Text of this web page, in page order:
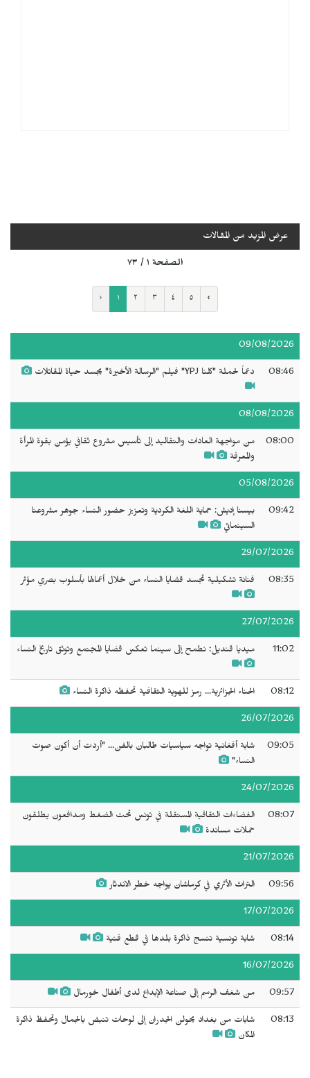
عرض المزيد من المقالات
الصفحة ١ / ٧٣
‹ ١ ٢ ٣ ٤ ٥ ›
09/08/2026
08:46 دعماً لحملة "كلنا YPJ" فيلم "الرسالة الأخيرة" يجسد حياة المقاتلات
08/08/2026
08:00
من مواجهة العادات والتقاليد إلى تأسيس مشروع ثقافي يؤمن بقوة المرأة
والمعرفة
05/08/2026
09:42
بيسنا إديش: حماية اللغة الكردية وتعزيز حضور النساء جوهر مشروعنا
السينمائي
29/07/2026
08:35 فنانة تشكيلية تجسد قضايا النساء من خلال أعمالها بأسلوب بصري مؤثر
27/07/2026
11:02 ميديا قنديل: نطمح إلى سينما تعكس قضايا المجتمع وتوثق تاريخ النساء
08:12 الحناء الجزائرية... رمز للهوية الثقافية تحفظه ذاكرة النساء
26/07/2026
09:05
شابة أفغانية تواجه سياسيات طالبان بالفن... "أردت أن أكون صوت
النساء"
24/07/2026
08:07
الفضاءات الثقافية المستقلة في تونس تحت الضغط ومدافعون يطلقون
حملات مساندة
21/07/2026
09:56 التراث الأثري في كرماشان يواجه خطر الاندثار
17/07/2026
08:14 شابة تونسية تنسج ذاكرة بلدها في قطع فنية
16/07/2026
09:57 من شغف الرسم إلى صناعة الإبداع لدى أطفال خورمال
08:13
شابات من بغداد يحولن الجدران إلى لوحات تنبض بالجمال وتحفظ ذاكرة
المكان